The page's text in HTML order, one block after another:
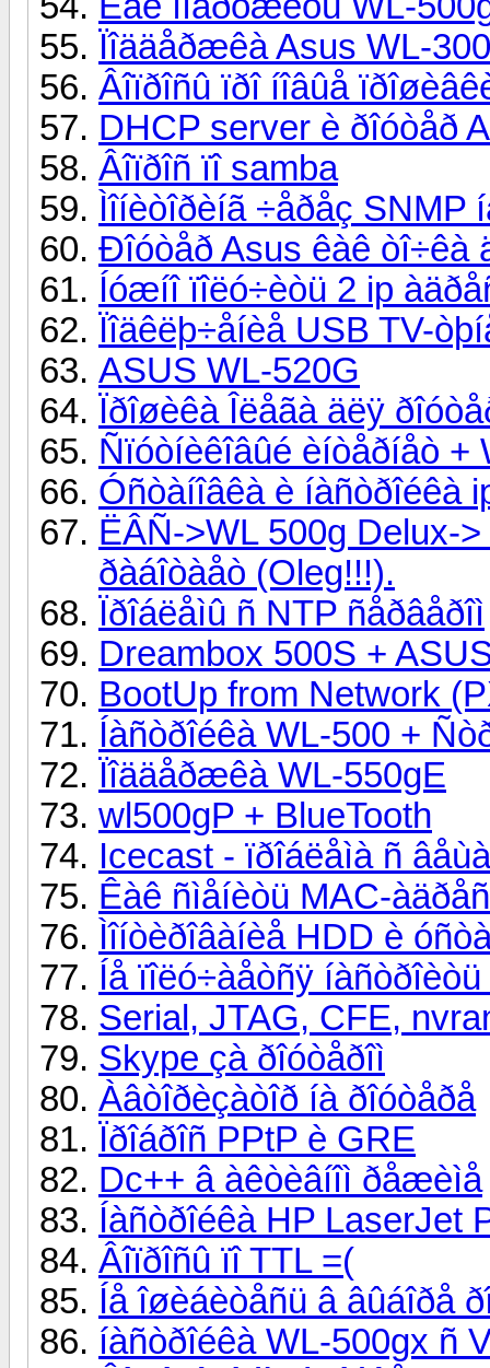
Ïîääåðæêà Asus WL-
Âîïðîñû ïðî íîâûå
DHCP server è ðîóòåð
Âîïðîñ ïî samba
Ìîíèòîðèíã ÷åðåç SNMP
Ðîóòåð Asus êàê òî÷êà
Íóæíî ïîëó÷èòü 2 ip
Ïîäêëþ÷åíèå USB TV-
ASUS WL-520G
Ïðîøèêà Îëåãà äëÿ
Ñïóòíèêîâûé èíòåðíåò +
Óñòàíîâêà è íàñòðîéêà
ËÂÑ->WL 500g Delux-
ðàáîòàåò (Oleg!!!).
Ïðîáëåìû ñ NTP ñåðâåðîì
Dreambox 500S +
BootUp from Network
Íàñòðîéêà WL-500 +
Ïîääåðæêà WL-550gE
wl500gP + BlueTooth
Icecast - ïðîáëåìà ñ
Êàê ñìåíèòü MAC-
Ìîíòèðîâàíèå HDD è
Íå ïîëó÷àåòñÿ
Serial, JTAG, CFE,
Skype çà ðîóòåðîì
Àâòîðèçàòîð íà ðîóòåðå
Ïðîáðîñ PPtP è GRE
Dc++ â àêòèâíîì ðåæèìå
Íàñòðîéêà HP LaserJet
Âîïðîñû ïî TTL =(
Íå îøèáèòåñü â âûáîðå
íàñòðîéêà WL-500gx ñ